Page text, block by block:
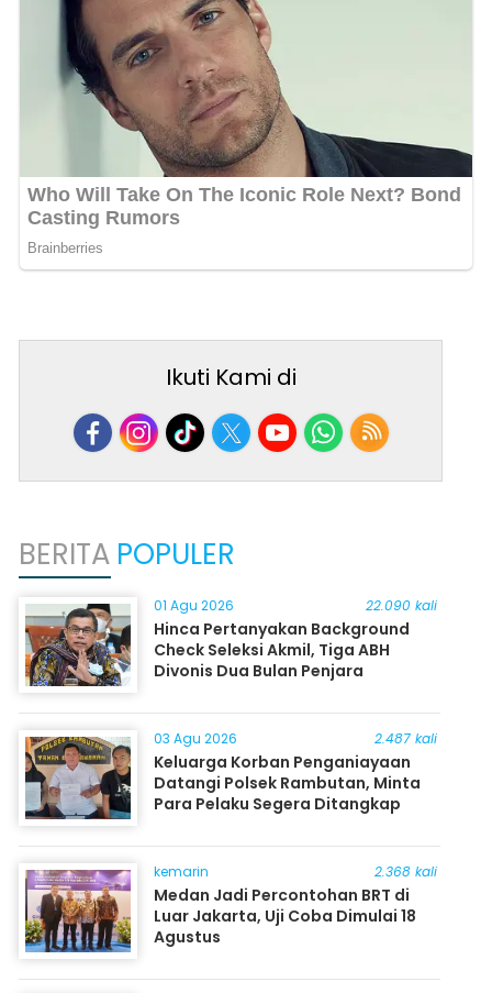
Ikuti Kami di
BERITA POPULER
01 Agu 2026 22.090 kali
Hinca Pertanyakan Background
Check Seleksi Akmil, Tiga ABH
Divonis Dua Bulan Penjara
03 Agu 2026 2.487 kali
Keluarga Korban Penganiayaan
Datangi Polsek Rambutan, Minta
Para Pelaku Segera Ditangkap
kemarin 2.368 kali
Medan Jadi Percontohan BRT di
Luar Jakarta, Uji Coba Dimulai 18
Agustus